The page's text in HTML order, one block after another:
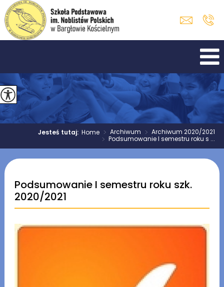
Jesteś tutaj:Home > Archiwum > Archiwum 2020/2021
> Podsumowanie I semestru roku s ...
Podsumowanie I semestru roku szk.
2020/2021